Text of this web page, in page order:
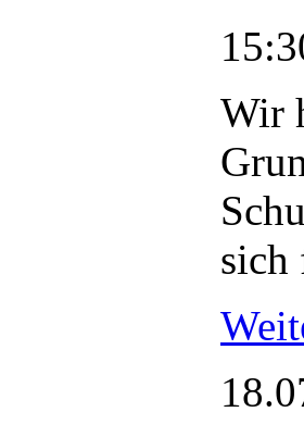
Wir
sich